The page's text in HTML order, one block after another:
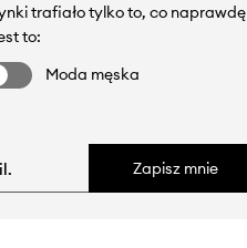
trafiało tylko to, co naprawdę
to:
Moda męska
Zapisz mnie